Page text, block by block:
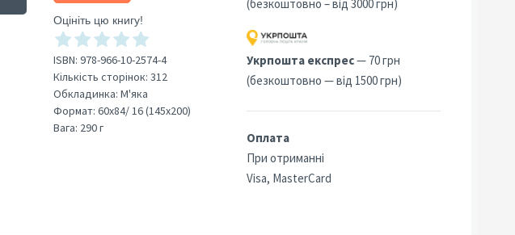
Оцініть цю книгу!
ISBN: 978-966-10-2574-4
Кількість сторінок: 312
Обкладинка: М'яка
Формат: 60х84/ 16 (145х200)
Вага: 290 г
(безкоштовно – від 3000 грн)
Укрпошта експрес— 70 грн
(безкоштовно — від 1500 грн)
Оплата
При отриманні
Visa, MasterCard